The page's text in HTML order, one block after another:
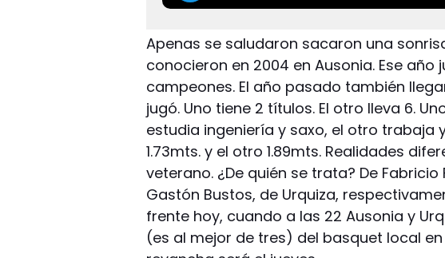
Apenas se saludaron sacaron una
conocieron en 2004 en Ausonia. Ese año
campeones. El año pasado también
jugó. Uno tiene 2 títulos. El otro lleva 6.
estudia ingeniería y saxo, el otro trabaja
1.73mts. y el otro 1.89mts. Realidades
veterano. ¿De quién se trata? De
Gastón Bustos, de Urquiza,
frente hoy, cuando a las 22 Ausonia y
(es al mejor de tres) del basquet local